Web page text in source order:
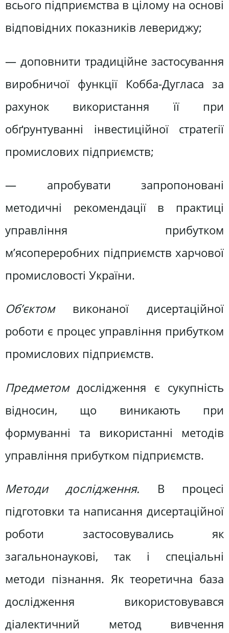
всього підприємства в цілому на основі
відповідних показників левериджу;
— доповнити традиційне застосування
виробничої функції Кобба-Дугласа за
рахунок використання її при
обґрунтуванні інвестиційної стратегії
промислових підприємств;
— апробувати запропоновані
методичні рекомендації в практиці
управління прибутком
м’ясопереробних підприємств харчової
промисловості України.
Об’єктомвиконаної дисертаційної
роботи є процес управління прибутком
промислових підприємств.
Предметомдослідження є сукупність
відносин, що виникають при
формуванні та використанні методів
управління прибутком підприємств.
Методи дослідження. В процесі
підготовки та написання дисертаційної
роботи застосовувались як
загальнонаукові, так і спеціальні
методи пізнання. Як теоретична база
дослідження використовувався
діалектичний метод вивчення